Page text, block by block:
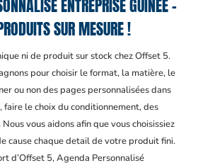
ENTREPRISE GUINÉE –
SUR MESURE !
ni de produit sur stock chez Offset 5.
pour choisir le format, la matière, le
ou non des pages personnalisées dans
faire le choix du conditionnement, des
vous aidons afin que vous choisissiez
cause chaque detail de votre produit fini.
d’Offset 5, Agenda Personnalisé